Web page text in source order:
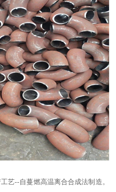
艺--自蔓燃高温离合合成法制造。